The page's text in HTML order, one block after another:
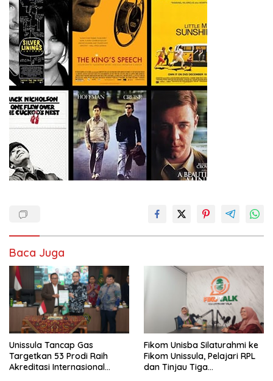
Baca Juga
Unissula Tancap Gas
Targetkan 53 Prodi Raih
Akreditasi Internasional
Fikom Unisba Silaturahmi ke
Fikom Unissula, Pelajari RPL
dan Tinjau Tiga